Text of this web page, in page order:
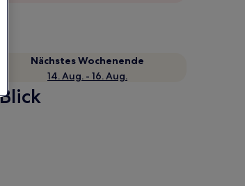
Nächstes Wochenende
14. Aug. - 16. Aug.